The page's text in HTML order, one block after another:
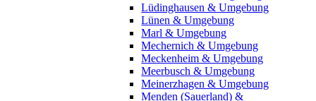
Lüdinghausen & Umgebung
Lünen & Umgebung
Marl & Umgebung
Mechernich & Umgebung
Meckenheim & Umgebung
Meerbusch & Umgebung
Meinerzhagen & Umgebung
Menden (Sauerland) &